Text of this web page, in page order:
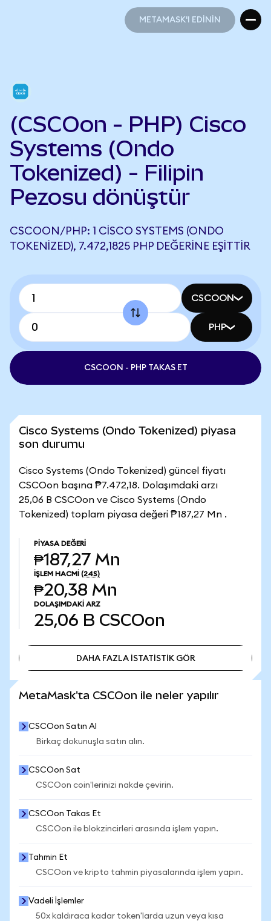
METAMASK'I EDİNİN
(CSCOon - PHP) Cisco
Systems (Ondo
Tokenized) - Filipin
Pezosu dönüştür
CSCOON/PHP: 1 CISCO SYSTEMS (ONDO
TOKENIZED), 7.472,1825 PHP DEĞERINE EŞITTIR
CSCOON
PHP
CSCOON - PHP TAKAS ET
Cisco Systems (Ondo Tokenized) piyasa
son durumu
Cisco Systems (Ondo Tokenized) güncel fiyatı
CSCOon başına ₱7.472,18. Dolaşımdaki arzı
25,06 B CSCOon ve Cisco Systems (Ondo
Tokenized) toplam piyasa değeri ₱187,27 Mn .
PIYASA DEĞERI
₱187,27 Mn
İŞLEM HACMI (24S)
₱20,38 Mn
DOLAŞIMDAKI ARZ
25,06 B CSCOon
DAHA FAZLA İSTATİSTİK GÖR
MetaMask'ta CSCOon ile neler yapılır
CSCOon Satın Al
Birkaç dokunuşla satın alın.
CSCOon Sat
CSCOon coin'lerinizi nakde çevirin.
CSCOon Takas Et
CSCOon ile blokzincirleri arasında işlem yapın.
Tahmin Et
CSCOon ve kripto tahmin piyasalarında işlem yapın.
Vadeli İşlemler
50x kaldıraca kadar token'larda uzun veya kısa